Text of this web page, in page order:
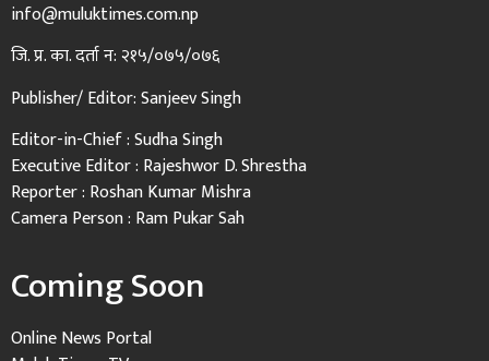
info@muluktimes.com.np
जि. प्र. का. दर्ता न: २१५/०७५/०७६
Publisher/ Editor: Sanjeev Singh
Editor-in-Chief : Sudha Singh
Executive Editor : Rajeshwor D. Shrestha
Reporter : Roshan Kumar Mishra
Camera Person : Ram Pukar Sah
Coming Soon
Online News Portal